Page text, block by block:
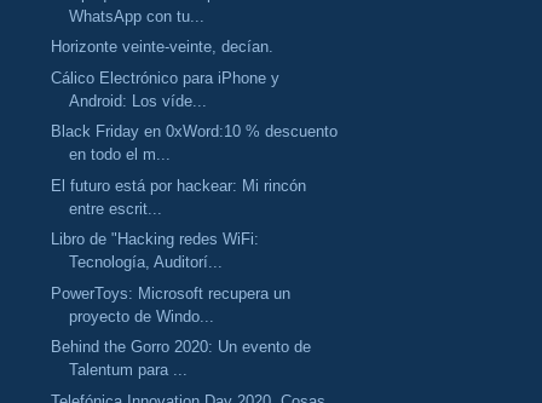
WhatsApp con tu...
Horizonte veinte-veinte, decían.
Cálico Electrónico para iPhone y
Android: Los víde...
Black Friday en 0xWord:10 % descuento
en todo el m...
El futuro está por hackear: Mi rincón
entre escrit...
Libro de "Hacking redes WiFi:
Tecnología, Auditorí...
PowerToys: Microsoft recupera un
proyecto de Windo...
Behind the Gorro 2020: Un evento de
Talentum para ...